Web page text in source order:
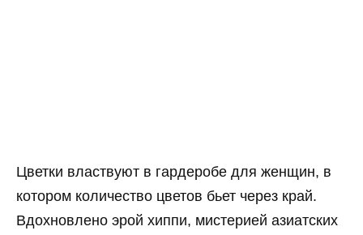
Цветки властвуют в гардеробе для женщин, в
котором количество цветов бьет через край.
Вдохновлено эрой хиппи, мистерией азиатских